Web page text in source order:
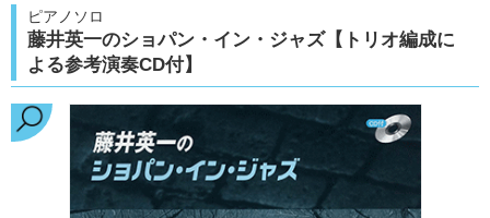
ピアノソロ
藤井英一のショパン・イン・ジャズ【トリオ編成に
よる参考演奏CD付】